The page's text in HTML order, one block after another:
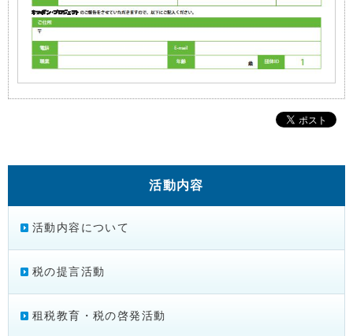
活動内容
活動内容について
税の提言活動
租税教育・税の啓発活動